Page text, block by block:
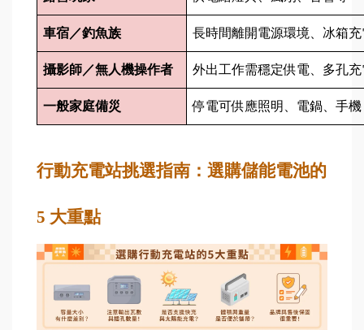
車宿／釣魚族 長時間離開電源環境、冰箱充
攝影師／無人機操作者 外出工作需穩定供電、多孔充
一般家庭備災 停電可供應照明、電鍋、手機
行動充電站挑選指南：選購儲能電池的
5 大重點